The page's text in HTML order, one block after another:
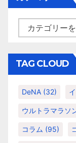
ブ
テ
リ
ー
TAG CLOUD
DeNA (32)
ウルトラマラソ
コラム (95)